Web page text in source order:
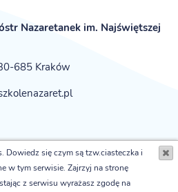
Nazaretanek im. Najświętszej
685 Kraków
Nazaretanek im. Najświętszej
Dowiedz się czym są tzw.ciasteczka i
w tym serwisie. Zajrzyj na stronę
z serwisu wyrażasz zgodę na